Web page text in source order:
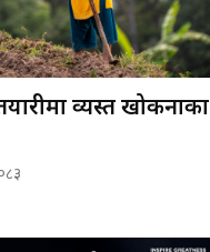
व्यस्त खोकनाका